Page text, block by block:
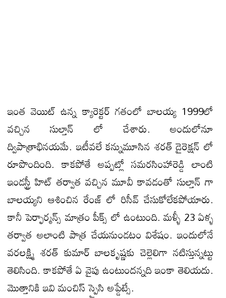
ఇంత వెయిట్ ఉన్న క్యారెక్టర్ గతంలో బాలయ్య 1999లో
వచ్చిన సుల్తాన్ లో చేశారు. అందులోనూ
ద్విపాత్రాభినయమే. ఇటీవలే కన్నుమూసిన శరత్ డైరెక్షన్ లో
రూపొందింది. కాకపోతే అప్పట్లో సమరసింహారెడ్డి లాంటి
ఇండస్ట్రీ హిట్ తర్వాత వచ్చిన మూవీ కావడంతో సుల్తాన్ గా
బాలయ్యని ఆశించిన రేంజ్ లో రిసీవ్ చేసుకోలేకపోయారు.
కానీ పెర్ఫార్మన్స్ మాత్రం పీక్స్ లో ఉంటుంది. మళ్ళీ 23 ఏళ్ళ
తర్వాత అలాంటి పాత్ర చేయనుండటం విశేషం. ఇందులోనే
వరలక్ష్మి శరత్ కుమార్ బాలకృష్ణకు చెల్లెలిగా నటిస్తున్నట్టు
తెలిసింది. కాకపోతే ఏ వైపు ఉంటుందన్నది ఇంకా తెలియదు.
మొత్తానికి ఇవి మంచిస్ స్పైసి అప్డేట్సే.